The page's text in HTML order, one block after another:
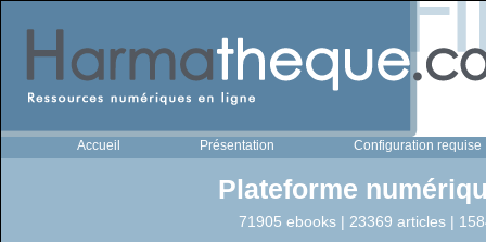
Accueil Présentation Configuration requise
Plateforme
71905 ebooks | 23369 articles |